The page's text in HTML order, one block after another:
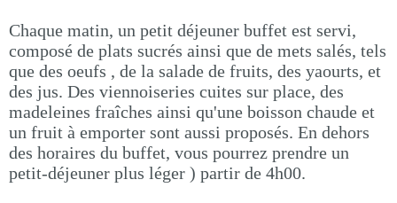
Chaque matin, un petit déjeuner buffet est servi,
composé de plats sucrés ainsi que de mets salés, tels
que des oeufs , de la salade de fruits, des yaourts, et
des jus. Des viennoiseries cuites sur place, des
madeleines fraîches ainsi qu'une boisson chaude et
un fruit à emporter sont aussi proposés. En dehors
des horaires du buffet, vous pourrez prendre un
petit-déjeuner plus léger ) partir de 4h00.